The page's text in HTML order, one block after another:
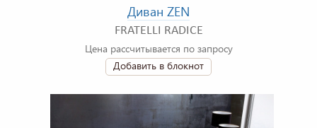
Диван ZEN
FRATELLI RADICE
Цена рассчитывается по запросу
Добавить в блокнот